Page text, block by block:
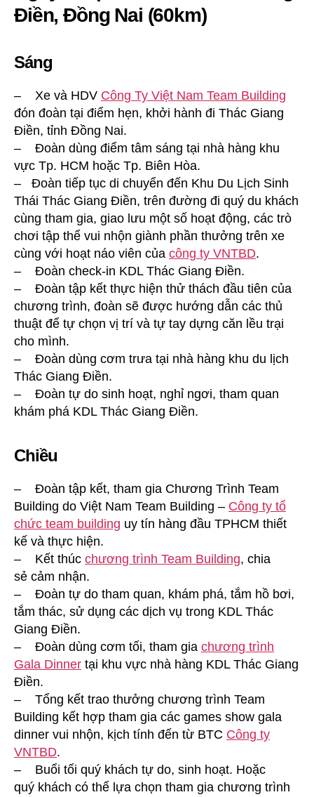
Điền, Đồng Nai (60km)
Sáng
– Xe và HDV Công Ty Việt Nam Team Building
đón đoàn tại điểm hẹn, khởi hành đi Thác Giang
Điền, tỉnh Đồng Nai.
– Đoàn dùng điểm tâm sáng tại nhà hàng khu
vực Tp. HCM hoặc Tp. Biên Hòa.
– Đoàn tiếp tục di chuyển đến Khu Du Lịch Sinh
Thái Thác Giang Điền, trên đường đi quý du khách
cùng tham gia, giao lưu một số hoạt động, các trò
chơi tập thể vui nhộn giành phần thưởng trên xe
cùng với hoạt náo viên của công ty VNTBD.
– Đoàn check-in KDL Thác Giang Điền.
– Đoàn tập kết thực hiện thử thách đầu tiên của
chương trình, đoàn sẽ được hướng dẫn các thủ
thuật để tự chọn vị trí và tự tay dựng căn lều trại
cho mình.
– Đoàn dùng cơm trưa tại nhà hàng khu du lịch
Thác Giang Điền.
– Đoàn tự do sinh hoạt, nghỉ ngơi, tham quan
khám phá KDL Thác Giang Điền.
Chiều
– Đoàn tập kết, tham gia Chương Trình Team
Building do Việt Nam Team Building – Công ty tổ
chức team building uy tín hàng đầu TPHCM thiết
kế và thực hiện.
– Kết thúc chương trình Team Building, chia
sẻ cảm nhận.
– Đoàn tự do tham quan, khám phá, tắm hồ bơi,
tắm thác, sử dụng các dịch vụ trong KDL Thác
Giang Điền.
– Đoàn dùng cơm tối, tham gia chương trình
Gala Dinner tại khu vực nhà hàng KDL Thác Giang
Điền.
– Tổng kết trao thưởng chương trình Team
Building kết hợp tham gia các games show gala
dinner vui nhộn, kịch tính đến từ BTC Công ty
VNTBD.
– Buổi tối quý khách tự do, sinh hoạt. Hoặc
quý khách có thể lựa chọn tham gia chương trình